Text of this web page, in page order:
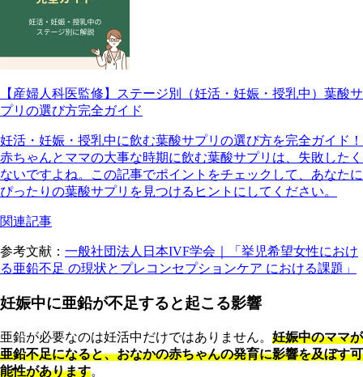
【産婦人科医監修】ステージ別（妊活・妊娠・授乳中）葉酸サ
プリの選び方完全ガイド
妊活・妊娠・授乳中に飲む葉酸サプリの選び方を完全ガイド！
赤ちゃんとママの大事な時期に飲む葉酸サプリは、失敗したく
ないですよね。この記事でポイントをチェックして、あなたに
ぴったりの葉酸サプリを見つけるヒントにしてください。
関連記事
参考文献： 一般社団法人日本IVF学会｜「挙児希望女性におけ
る亜鉛不足 の現状とプレコンセプションケア における課題」
妊娠中に亜鉛が不足すると起こる影響
亜鉛が必要なのは妊活中だけではありません。 妊娠中のママが
亜鉛不足になると、おなかの赤ちゃんの発育に影響を及ぼす可
能性があります。